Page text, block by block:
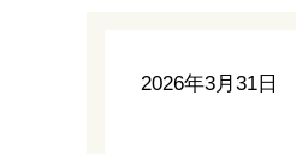
2026年3月31日